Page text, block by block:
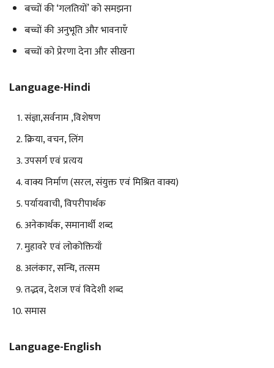
बच्चों की ‘गलतियों’ को समझना
बच्चों की अनुभूति और भावनाएँ
बच्चों को प्रेरणा देना और सीखना
Language-Hindi
संज्ञा,सर्वनाम ,विशेषण
क्रिया, वचन, लिंग
उपसर्ग एवं प्रत्यय
वाक्य निर्माण (सरल, संयुक्त एवं मिश्रित वाक्य)
पर्यायवाची, विपरीपार्थक
अनेकार्थक, समानार्थी शब्द
मुहावरे एवं लोकोक्तियाँ
अलंकार, सन्धि, तत्सम
तद्भव, देशज एवं विदेशी शब्द
समास
Language-English